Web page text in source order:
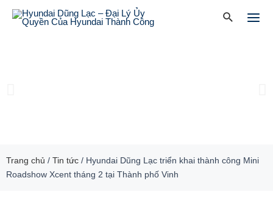
Search
Trang chủ / Tin tức / Hyundai Dũng Lạc triển khai thành công Mini
Roadshow Xcent tháng 2 tại Thành phố Vinh